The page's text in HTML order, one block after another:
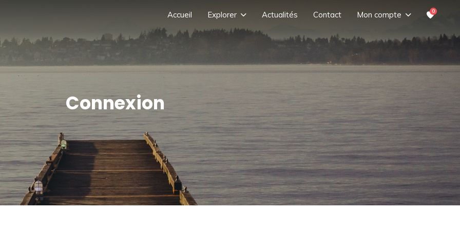
Accueil Explorer Actualités Contact Mon compte 0
Connexion